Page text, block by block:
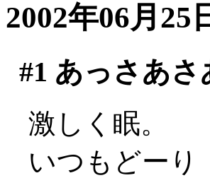
2002年06月25
#1 あっさあさ
激しく眠。
いつもどーり